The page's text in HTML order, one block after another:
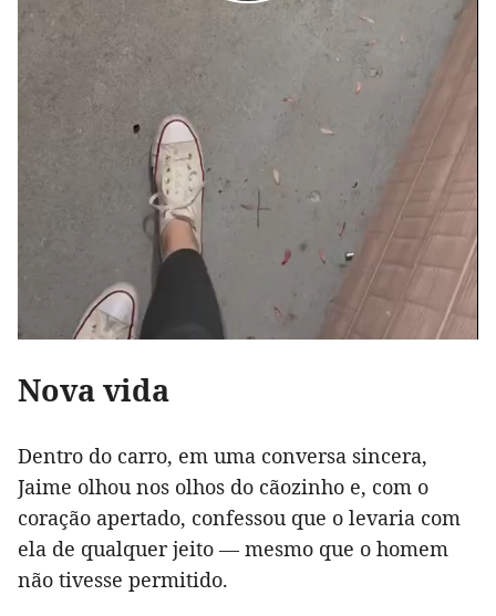
Nova vida
Dentro do carro, em uma conversa sincera,
Jaime olhou nos olhos do cãozinho e, com o
coração apertado, confessou que o levaria com
ela de qualquer jeito — mesmo que o homem
não tivesse permitido.